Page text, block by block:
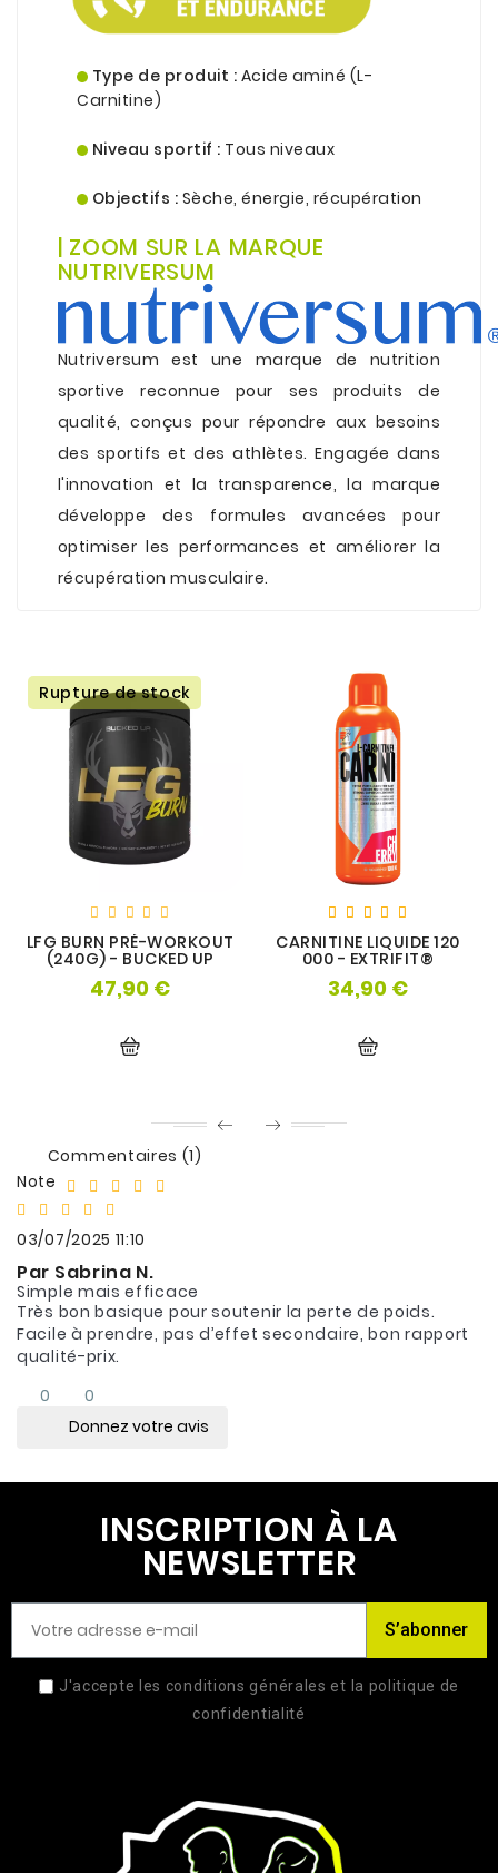
Type de produit : Acide aminé (L-
Carnitine)
Niveau sportif : Tous niveaux
Objectifs : Sèche, énergie, récupération
| ZOOM SUR LA MARQUE
NUTRIVERSUM
Nutriversum est une marque de nutrition
sportive reconnue pour ses produits de
qualité, conçus pour répondre aux besoins
des sportifs et des athlètes. Engagée dans
l'innovation et la transparence, la marque
développe des formules avancées pour
optimiser les performances et améliorer la
récupération musculaire.
Rupture de stock
LFG BURN PRÉ-WORKOUT
(240G) - BUCKED UP
47,90 €Prix
CARNITINE LIQUIDE 120
000 - EXTRIFIT®
34,90 €Prix
Commentaires (1)
Note
03/07/2025 11:10
Par Sabrina N.
Simple mais efficace
Très bon basique pour soutenir la perte de poids.
Facile à prendre, pas d’effet secondaire, bon rapport
qualité-prix.
0
0
Donnez votre avis
INSCRIPTION À LA
NEWSLETTER
S’abonner
J'accepte les conditions générales et la politique de
confidentialité